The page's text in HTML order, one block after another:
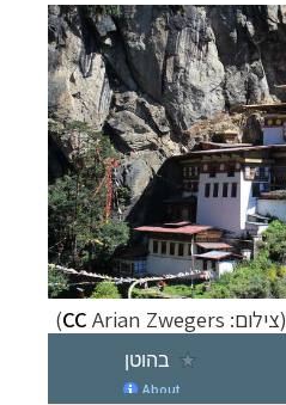
(צילום: CC Arian Zwegers
)